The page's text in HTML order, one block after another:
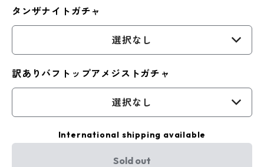
タンザナイトガチャ
選択なし
訳ありバフトップアメジストガチャ
選択なし
International shipping available
Sold out